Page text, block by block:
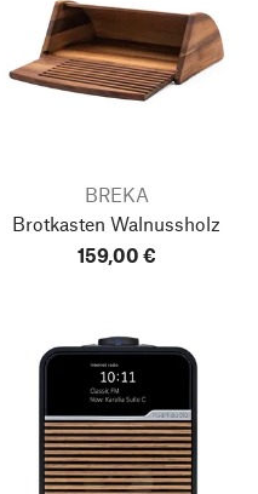
BREKA
Brotkasten Walnussholz
159,00 €